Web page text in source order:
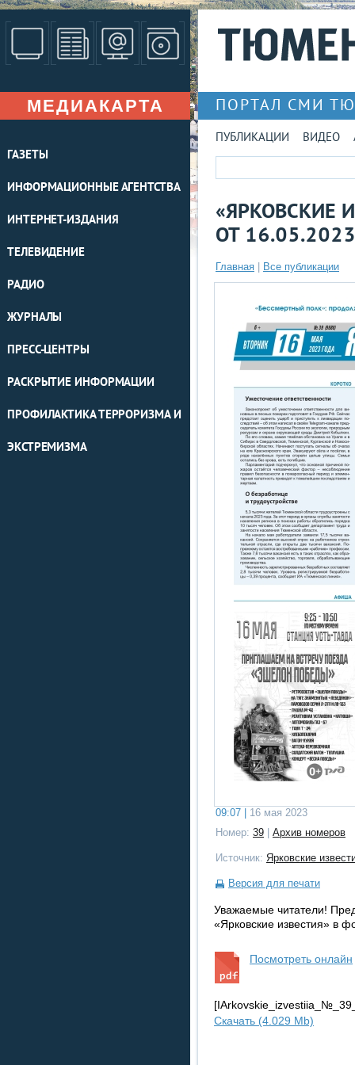
МЕДИАКАРТА
ГАЗЕТЫ
ИНФОРМАЦИОННЫЕ АГЕНТСТВА
ИНТЕРНЕТ-ИЗДАНИЯ
ТЕЛЕВИДЕНИЕ
РАДИО
ЖУРНАЛЫ
ПРЕСС-ЦЕНТРЫ
РАСКРЫТИЕ ИНФОРМАЦИИ
ПРОФИЛАКТИКА ТЕРРОРИЗМА И
ЭКСТРЕМИЗМА
ПОРТАЛ СМИ
ПУБЛИКАЦИИ ВИДЕО
«ЯРКОВСКИЕ
ОТ
Главная Все публикации
09:07 |
16 мая 2023
Номер: 39 Архив номеров
Источник: Ярковские
Версия для печати
Уважаемые читатели!
«Ярковские известия» в
Посмотреть онлайн
Скачать (4.029 Mb)